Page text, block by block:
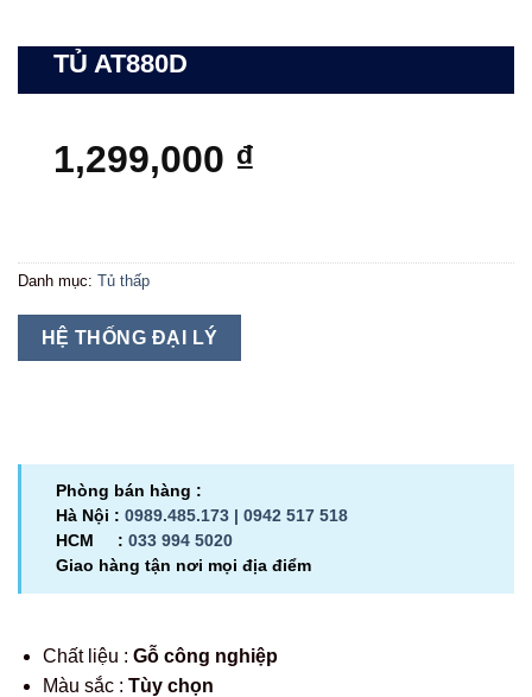
TỦ AT880D
1,299,000 ₫
Danh mục: Tủ thấp
HỆ THỐNG ĐẠI LÝ
Phòng bán hàng :
Hà Nội : 0989.485.173 | 0942 517 518
HCM : 033 994 5020
Giao hàng tận nơi mọi địa điểm
Chất liệu : Gỗ công nghiệp
Màu sắc : Tùy chọn